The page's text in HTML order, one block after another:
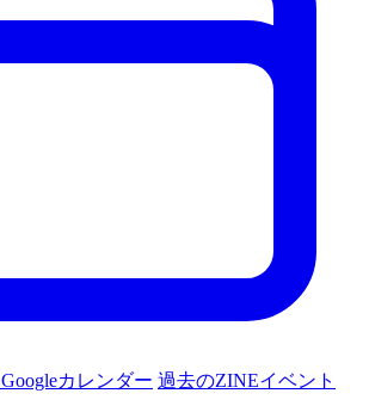
Googleカレンダー 過去のZINEイベント